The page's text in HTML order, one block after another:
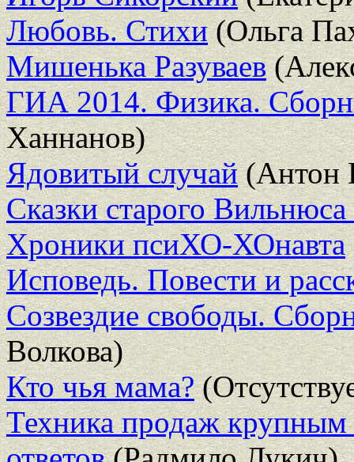
Любовь. Стихи(Ольга
Мишенька Разуваев
ГИА 2014. Физика.
Ханнанов)
Ядовитый случай(Антон
Сказки старого
Хроники псиХО-ХОнавта
Исповедь. Повести и
Созвездие свободы.
Волкова)
Кто чья мама?
Техника продаж крупным